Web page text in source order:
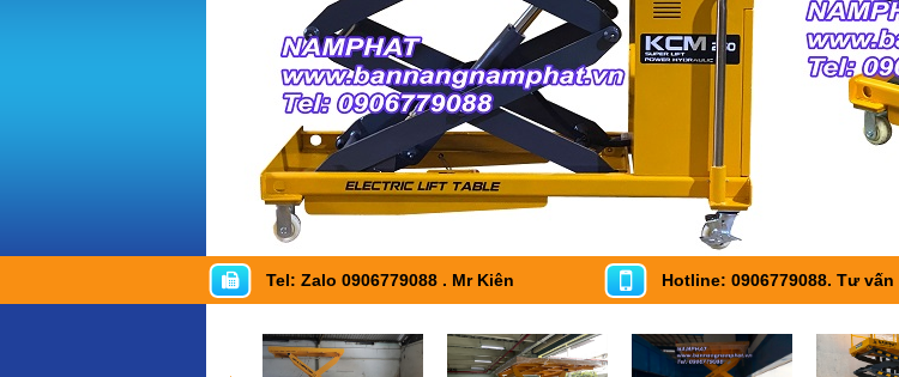
Tel: Zalo 0906779088 . Mr Kiên Hotline: 0906779088. Tư